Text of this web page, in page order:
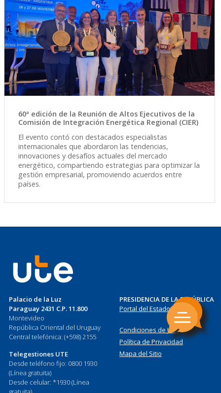
60ª edición de la Reunión de Altos Ejecutivos de la
Comisión de Integración Energética Regional (CIER)
El evento contó con destacados especialistas
internacionales que abordaron las tendencias,
innovaciones y desafíos actuales del mercado
energético, compartiendo estrategias para optimizar la
gestión empresarial, promoviendo acuerdos entre
países.
Palacio de la Luz
Paraguay 2431 C.P. 11.800
Montevideo
República Oriental del Uruguay
Central telefónica: (+598) 2155
Telegestiones UTE
Desde teléfono fijo: 0800 1930
(Línea gratuita)
Desde celular: *1930 (Línea
PRESIDENCIA DE LA REPÚBLICA
Portal del Estado Uruguayo
Condiciones de Uso
Política de Privacidad
Mapa del Sitio